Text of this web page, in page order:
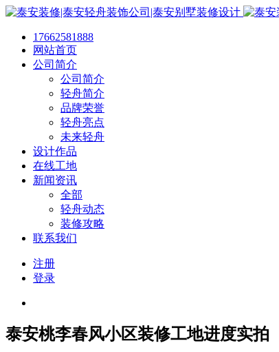
17662581888
网站首页
公司简介
公司简介
轻舟简介
品牌荣誉
轻舟亮点
未来轻舟
设计作品
在线工地
新闻资讯
全部
轻舟动态
装修攻略
联系我们
注册
登录
泰安桃李春风小区装修工地进度实拍